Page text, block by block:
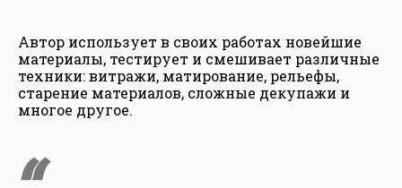
Автор использует в своих работах новейшие
материалы, тестирует и смешивает различные
техники: витражи, матирование, рельефы,
старение материалов, сложные декупажи и
многое другое.